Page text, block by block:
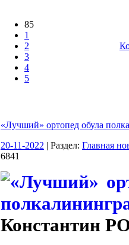
85
1
2
3
4
5
«Лучший» ортопед обула
20-11-2022 | Раздел: Главная
6841
Константин